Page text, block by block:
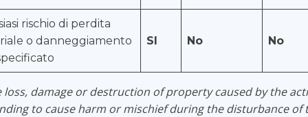
rischio di perdita
o danneggiamento
SI No No
damage or destruction of property caused by the
to cause harm or mischief during the disturbance of